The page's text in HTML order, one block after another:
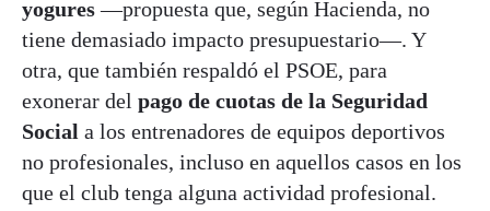
yogures—propuesta que, según Hacienda, no
tiene demasiado impacto presupuestario—. Y
otra, que también respaldó el PSOE, para
exonerar del pago de cuotas de la Seguridad
Social a los entrenadores de equipos deportivos
no profesionales, incluso en aquellos casos en los
que el club tenga alguna actividad profesional.